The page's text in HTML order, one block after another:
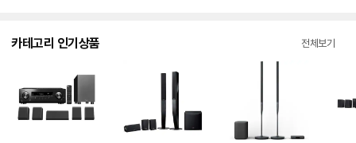
카테고리 인기상품 전체보기